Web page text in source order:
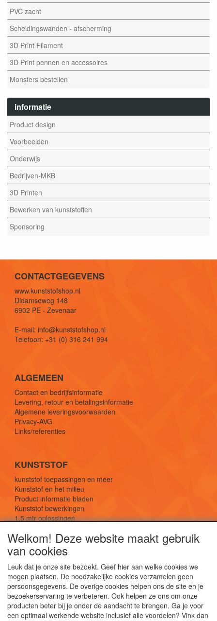
PVC zacht
Scheidingswanden - afscherming
3D Print Filament
3D Print pennen en accessoires
Monsters bestellen
informatie
Product design
Voorbeelden
Onderwijs
Bedrijven-MKB
3D Printen
Bewerken van kunststoffen
Sponsoring
CONTACTGEGEVENS
www.kunststofshop.nl
Didamseweg 148
6902 PE - Zevenaar
E-mail: info@kunststofshop.nl
Telefoon: +31 (0) 316 241 994
ALGEMEEN
Contact en bedrijfsinformatie
Levering, retour en betalingsinformatie
Algemene leveringsvoorwaarden
Privacy-AVG
Links/referenties
KUNSTSTOF
kunststof toepassingen en meer
Kunststof en het milieu
Product informatie bladen
Kunststof bewerkingen
1,5 mtr oplossingen
SOCIALE MEDIA
Welkom! Deze website maakt gebruik
van cookies
Leuk dat je onze site bezoekt. Geef hier aan welke cookies we
mogen plaatsen. De noodzakelijke cookies verzamelen geen
persoonsgegevens. De overige cookies helpen ons de site en je
bezoekerservaring te verbeteren. Ook helpen ze ons om onze
producten beter bij je onder de aandacht te brengen. Ga je voor
een optimaal werkende website inclusief alle voordelen? Vink dan